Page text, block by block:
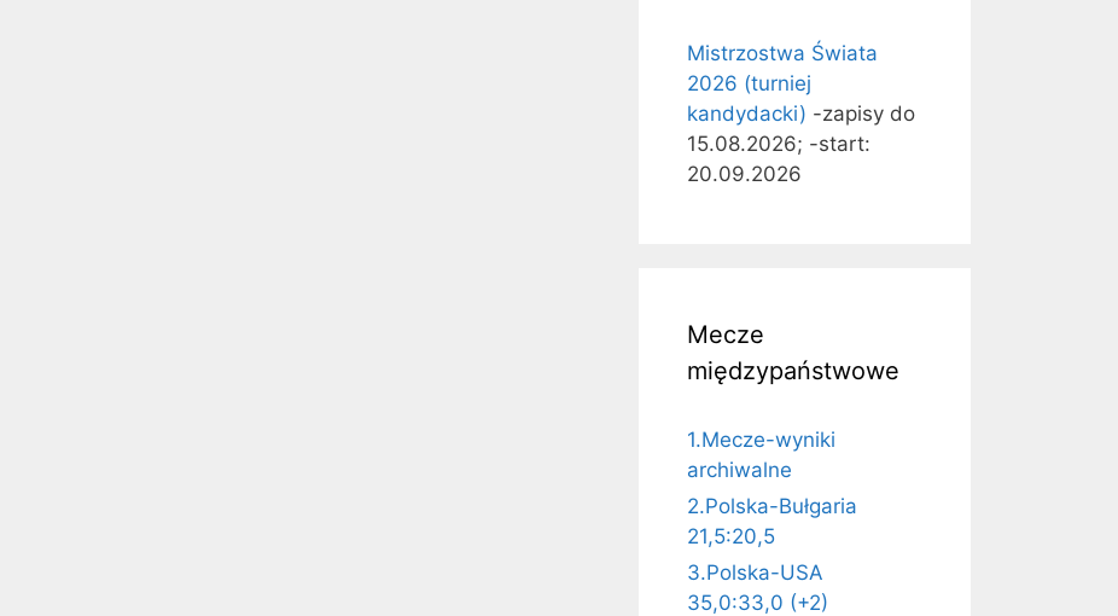
Mistrzostwa Świata
2026 (turniej
kandydacki) -zapisy do
15.08.2026; -start:
20.09.2026
Mecze
międzypaństwowe
1.Mecze-wyniki
archiwalne
2.Polska-Bułgaria
21,5:20,5
3.Polska-USA
35,0:33,0 (+2)